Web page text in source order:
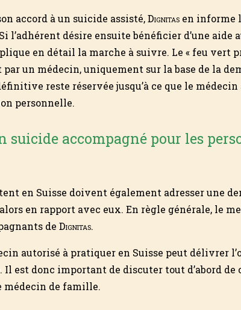
accord à un suicide assisté,Dignitas en informe
l’adhérent désire ensuite bénéficier d’une aide
en détail la marche à suivre. Le « feu vert
un médecin, uniquement sur la base de la
reste réservée jusqu’à ce que le
personnelle.
suicide accompagné pour les
en Suisse doivent également adresser une
en rapport avec eux. En règle générale, le
de Dignitas.
autorisé à pratiquer en Suisse peut délivrer
Il est donc important de discuter tout d’abord
de famille.